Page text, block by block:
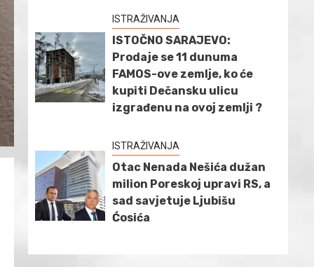
ISTRAŽIVANJA
ISTOČNO SARAJEVO:
Prodaje se 11 dunuma
FAMOS-ove zemlje, ko će
kupiti Dečansku ulicu
izgrađenu na ovoj zemlji ?
ISTRAŽIVANJA
Otac Nenada Nešića dužan
milion Poreskoj upravi RS, a
sad savjetuje Ljubišu
Ćosića